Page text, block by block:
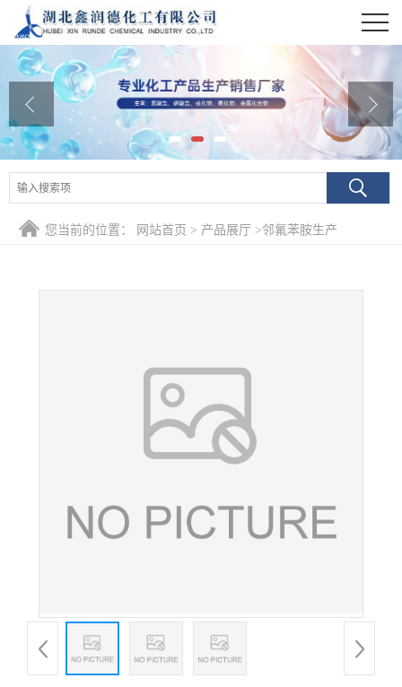
公司首页
公司介绍
公司动态
产品展厅
证书荣誉
您当前的位置： 网站首页 > 产品展厅 >邻氟苯胺生产